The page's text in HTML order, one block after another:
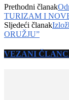
Prethodni članak
TURIZAM I
Sljedeći članak
ORUŽJU”
VEZANI